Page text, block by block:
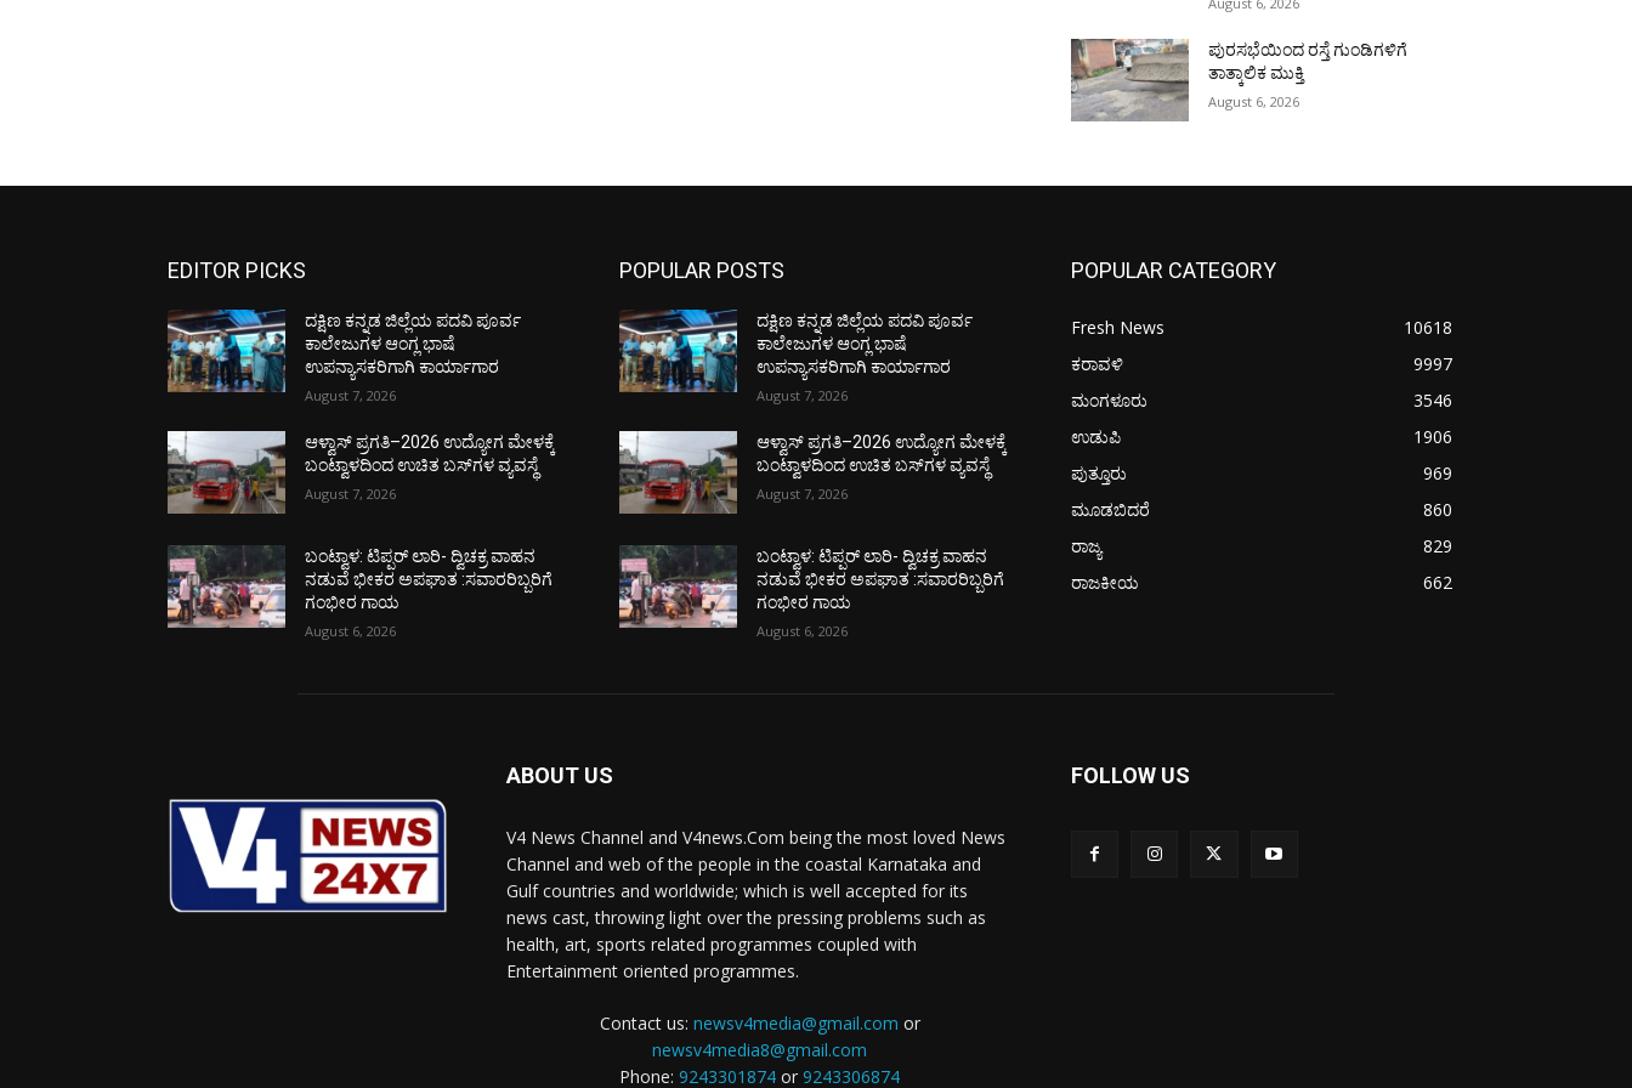
ಪುರಸಭೆಯಿಂದ ರಸ್ತೆ ಗುಂಡಿಗಳಿಗೆ
ತಾತ್ಕಾಲಿಕ ಮುಕ್ತಿ
August 6, 2026
EDITOR PICKS
ದಕ್ಷಿಣ ಕನ್ನಡ ಜಿಲ್ಲೆಯ ಪದವಿ ಪೂರ್ವ
ಕಾಲೇಜುಗಳ ಆಂಗ್ಲ ಭಾಷೆ
ಉಪನ್ಯಾಸಕರಿಗಾಗಿ ಕಾರ್ಯಾಗಾರ
August 7, 2026
ಆಳ್ವಾಸ್ ಪ್ರಗತಿ–2026 ಉದ್ಯೋಗ ಮೇಳಕ್ಕೆ
ಬಂಟ್ವಾಳದಿಂದ ಉಚಿತ ಬಸ್‌ಗಳ ವ್ಯವಸ್ಥೆ
August 7, 2026
ಬಂಟ್ವಾಳ: ಟಿಪ್ಪರ್ ಲಾರಿ- ದ್ವಿಚಕ್ರ ವಾಹನ
ನಡುವೆ ಭೀಕರ ಅಪಘಾತ :ಸವಾರರಿಬ್ಬರಿಗೆ
ಗಂಭೀರ ಗಾಯ
August 6, 2026
POPULAR POSTS
ದಕ್ಷಿಣ ಕನ್ನಡ ಜಿಲ್ಲೆಯ ಪದವಿ ಪೂರ್ವ
ಕಾಲೇಜುಗಳ ಆಂಗ್ಲ ಭಾಷೆ
ಉಪನ್ಯಾಸಕರಿಗಾಗಿ ಕಾರ್ಯಾಗಾರ
August 7, 2026
ಆಳ್ವಾಸ್ ಪ್ರಗತಿ–2026 ಉದ್ಯೋಗ ಮೇಳಕ್ಕೆ
ಬಂಟ್ವಾಳದಿಂದ ಉಚಿತ ಬಸ್‌ಗಳ ವ್ಯವಸ್ಥೆ
August 7, 2026
ಬಂಟ್ವಾಳ: ಟಿಪ್ಪರ್ ಲಾರಿ- ದ್ವಿಚಕ್ರ ವಾಹನ
ನಡುವೆ ಭೀಕರ ಅಪಘಾತ :ಸವಾರರಿಬ್ಬರಿಗೆ
ಗಂಭೀರ ಗಾಯ
August 6, 2026
POPULAR CATEGORY
Fresh News
10618
ಕರಾವಳಿ
9997
ಮಂಗಳೂರು
3546
ಉಡುಪಿ
1906
ಪುತ್ತೂರು
969
ಮೂಡಬಿದರೆ
860
ರಾಜ್ಯ
829
ರಾಜಕೀಯ
662
ABOUT US
V4 News Channel and V4news.Com being the most loved News
Channel and web of the people in the coastal Karnataka and
Gulf countries and worldwide; which is well accepted for its
news cast, throwing light over the pressing problems such as
health, art, sports related programmes coupled with
Entertainment oriented programmes.
Contact us: newsv4media@gmail.com or
newsv4media8@gmail.com
Phone: 9243301874 or 9243306874
FOLLOW US